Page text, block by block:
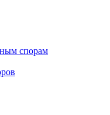
спорам